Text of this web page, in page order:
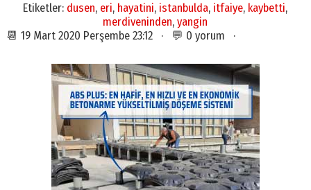
Etiketler: dusen, eri, hayatini, istanbulda, itfaiye, kaybetti,
merdiveninden,yangin
📆 19 Mart 2020 Perşembe 23:12 · 💬 0 yorum ·